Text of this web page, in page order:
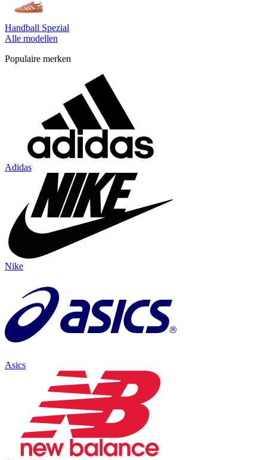
Handball Spezial
Alle modellen
Populaire merken
Adidas
Nike
Asics